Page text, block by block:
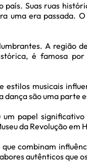
Suas ruas
uma era passada.
A região
é famosa
musicais
dança são uma parte
papel
da Revolução em
combinam
autênticos que